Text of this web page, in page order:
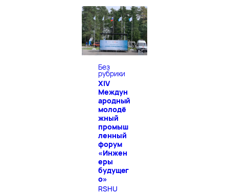
Без
рубрики
XIV
Междун
ародный
молодё
жный
промыш
ленный
форум
«Инжен
еры
будущег
о»
RSHU